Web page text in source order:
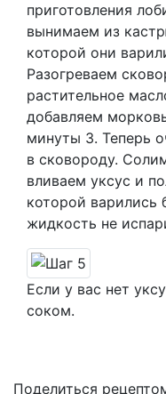
приготовления
вынимаем из
которой они
Разогреваем
растительное
добавляем
минуты 3. Теперь
в сковороду.
вливаем уксус и
которой
жидкость не
Если у вас нет
соком.
Поделиться